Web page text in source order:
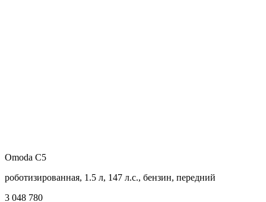
Omoda C5
роботизированная, 1.5 л, 147 л.с., бензин, передний
3 048 780